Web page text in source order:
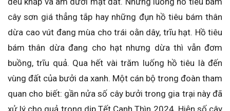
cây sơn giá thẳng tắp hay những đụn hồ tiêu bám thân
dừa cao vút đang mùa cho trái oằn dây, trĩu hạt. Hồ tiêu
bám thân dừa đang cho hạt nhưng dừa thì vẫn đơm
buồng, trĩu quả. Qua hết vài trăm luống hồ tiêu là đến
vùng đất của bưởi da xanh. Một cán bộ trong đoàn tham
quan cho biết: gần nửa số cây bưởi trong gia trại này đã
xử lý cho quả trong dịp Tết Canh Thìn 2024. Hiện số cây